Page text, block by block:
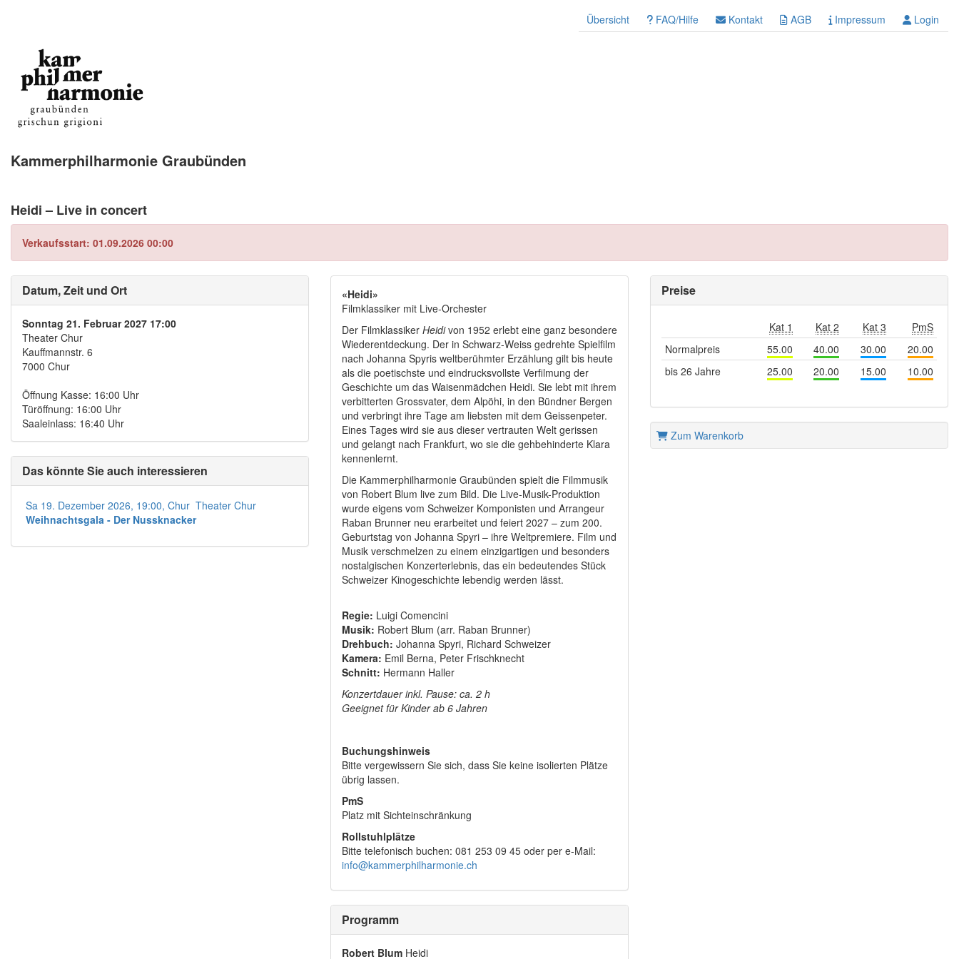
Übersicht FAQ/Hilfe Kontakt AGB Impressum Login
Kammerphilharmonie Graubünden
Heidi – Live in concert
Verkaufsstart: 01.09.2026 00:00
Datum, Zeit und Ort
Sonntag 21. Februar 2027 17:00
Theater Chur
Kauffmannstr. 6
7000 Chur
Öffnung Kasse: 16:00 Uhr
Türöffnung: 16:00 Uhr
Saaleinlass: 16:40 Uhr
Das könnte Sie auch interessieren
Sa 19. Dezember 2026, 19:00, Chur Theater Chur
Weihnachtsgala - Der Nussknacker
«Heidi»
Filmklassiker mit Live-Orchester
Der Filmklassiker Heidivon 1952 erlebt eine ganz besondere
Wiederentdeckung. Der in Schwarz-Weiss gedrehte Spielfilm
nach Johanna Spyris weltberühmter Erzählung gilt bis heute
als die poetischste und eindrucksvollste Verfilmung der
Geschichte um das Waisenmädchen Heidi. Sie lebt mit ihrem
verbitterten Grossvater, dem Alpöhi, in den Bündner Bergen
und verbringt ihre Tage am liebsten mit dem Geissenpeter.
Eines Tages wird sie aus dieser vertrauten Welt gerissen
und gelangt nach Frankfurt, wo sie die gehbehinderte Klara
kennenlernt.
Die Kammerphilharmonie Graubünden spielt die Filmmusik
von Robert Blum live zum Bild. Die Live-Musik-Produktion
wurde eigens vom Schweizer Komponisten und Arrangeur
Raban Brunner neu erarbeitet und feiert 2027 – zum 200.
Geburtstag von Johanna Spyri – ihre Weltpremiere. Film und
Musik verschmelzen zu einem einzigartigen und besonders
nostalgischen Konzerterlebnis, das ein bedeutendes Stück
Schweizer Kinogeschichte lebendig werden lässt.
Regie: Luigi Comencini
Musik: Robert Blum (arr. Raban Brunner)
Drehbuch: Johanna Spyri, Richard Schweizer
Kamera: Emil Berna, Peter Frischknecht
Schnitt: Hermann Haller
Konzertdauer inkl. Pause: ca. 2 h
Geeignet für Kinder ab 6 Jahren
Buchungshinweis
Bitte vergewissern Sie sich, dass Sie keine isolierten Plätze
übrig lassen.
PmS
Platz mit Sichteinschränkung
Rollstuhlplätze
Bitte telefonisch buchen: 081 253 09 45 oder per e-Mail:
info@kammerphilharmonie.ch
Programm
Robert Blum Heidi
Preise
Kat 1 Kat 2 Kat 3
PmS
Normalpreis
55.00 40.00 30.00
20.00
bis 26 Jahre
25.00 20.00 15.00 10.00
Zum Warenkorb